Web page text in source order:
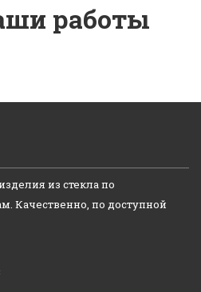
работы
из стекла по
Качественно, по доступной